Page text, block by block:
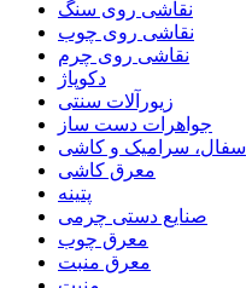
نقاشی روی سنگ
نقاشی روی چوب
نقاشی روی چرم
دکوپاژ
زیورآلات سنتی
جواهرات دست ساز
سفال، سرامیک و کاشی
معرق کاشی
پتینه
صنایع دستی چرمی
معرق چوب
معرق منبت